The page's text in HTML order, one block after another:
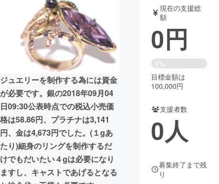
アート・写真 音楽
テクノロジー・ガジェット ゲーム・サ
映像・映画 書籍・雑誌
ビジネス・起業 チャレンジ
まちづくり・地域活性化
CAMPFIRE for Social Good
CAMPFIRE Creation
CAMPFIREふるさと納税
ジュエリーを制作する為には資金
が必要です。銀の2018年09月04
日09:30公表時点での税込小売価
格は58.86円、プラチナは3,141
円、金は4,673円でした。(１gあ
たり)細身のリングを制作するだ
けでもだいたい４gは必要になり
ますし、キャストであげるとなる
現在の支援総
額
0円
0%
目標金額は
100,000円
支援者数
0人
募集終了まで残
り